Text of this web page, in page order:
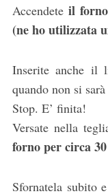
Accendete il
(ne ho utilizzata
Inserite anche il
quando non si
Stop. E’ finita!
Versate nella
forno per circa
Sfornatela subito